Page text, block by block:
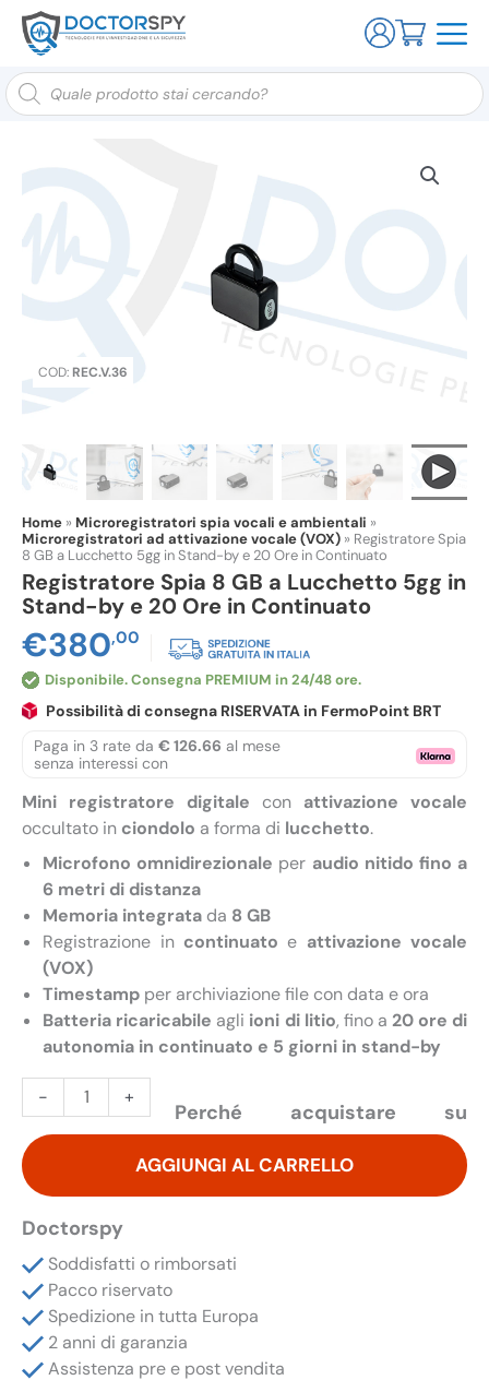
Ricerca
prodotti
COD: REC.V.36
Home » Microregistratori spia vocali e ambientali »
Microregistratori ad attivazione vocale (VOX) » Registratore Spia
8 GB a Lucchetto 5gg in Stand-by e 20 Ore in Continuato
Registratore Spia 8 GB a Lucchetto 5gg in
Stand-by e 20 Ore in Continuato
€380,00
Disponibile
Possibilità di consegna RISERVATA in FermoPoint BRT
Paga in 3 rate da € 126.66 al mese
senza interessi con
Mini registratore digitale con attivazione vocale
occultato in ciondolo a forma di lucchetto.
Microfono omnidirezionale per audio nitido fino a
6 metri di distanza
Memoria integrata da 8 GB
Registrazione in continuato e attivazione vocale
(VOX)
Timestamp per archiviazione file con data e ora
Batteria ricaricabile agli ioni di litio, fino a 20 ore di
autonomia in continuato e 5 giorni in stand-by
-
Registratore
Spia
8
GB
a
Lucchetto
in
Stand-
by
e
20
+
AGGIUNGI AL CARRELLO
Perché acquistare su
Doctorspy
Soddisfatti o rimborsati
Pacco riservato
Spedizione in tutta Europa
2 anni di garanzia
Assistenza pre e post vendita